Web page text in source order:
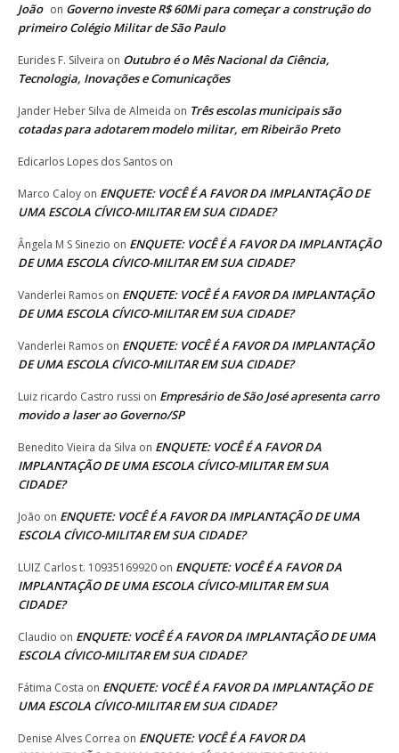
João on Governo investe R$ 60Mi para começar a construção do
primeiro Colégio Militar de São Paulo
Eurides F. Silveira on Outubro é o Mês Nacional da Ciência,
Tecnologia, Inovações e Comunicações
Jander Heber Silva de Almeida on Três escolas municipais são
cotadas para adotarem modelo militar, em Ribeirão Preto
Edicarlos Lopes dos Santos on
Marco Caloy on ENQUETE: VOCÊ É A FAVOR DA IMPLANTAÇÃO DE
UMA ESCOLA CÍVICO-MILITAR EM SUA CIDADE?
Ângela M S Sinezio on ENQUETE: VOCÊ É A FAVOR DA IMPLANTAÇÃO
DE UMA ESCOLA CÍVICO-MILITAR EM SUA CIDADE?
Vanderlei Ramos on ENQUETE: VOCÊ É A FAVOR DA IMPLANTAÇÃO
DE UMA ESCOLA CÍVICO-MILITAR EM SUA CIDADE?
Vanderlei Ramos on ENQUETE: VOCÊ É A FAVOR DA IMPLANTAÇÃO
DE UMA ESCOLA CÍVICO-MILITAR EM SUA CIDADE?
Luiz ricardo Castro russi on Empresário de São José apresenta carro
movido a laser ao Governo/SP
Benedito Vieira da Silva on ENQUETE: VOCÊ É A FAVOR DA
IMPLANTAÇÃO DE UMA ESCOLA CÍVICO-MILITAR EM SUA
CIDADE?
João on ENQUETE: VOCÊ É A FAVOR DA IMPLANTAÇÃO DE UMA
ESCOLA CÍVICO-MILITAR EM SUA CIDADE?
LUIZ Carlos t. 10935169920 on ENQUETE: VOCÊ É A FAVOR DA
IMPLANTAÇÃO DE UMA ESCOLA CÍVICO-MILITAR EM SUA
CIDADE?
Claudio on ENQUETE: VOCÊ É A FAVOR DA IMPLANTAÇÃO DE UMA
ESCOLA CÍVICO-MILITAR EM SUA CIDADE?
Fátima Costa on ENQUETE: VOCÊ É A FAVOR DA IMPLANTAÇÃO DE
UMA ESCOLA CÍVICO-MILITAR EM SUA CIDADE?
Denise Alves Correa on ENQUETE: VOCÊ É A FAVOR DA